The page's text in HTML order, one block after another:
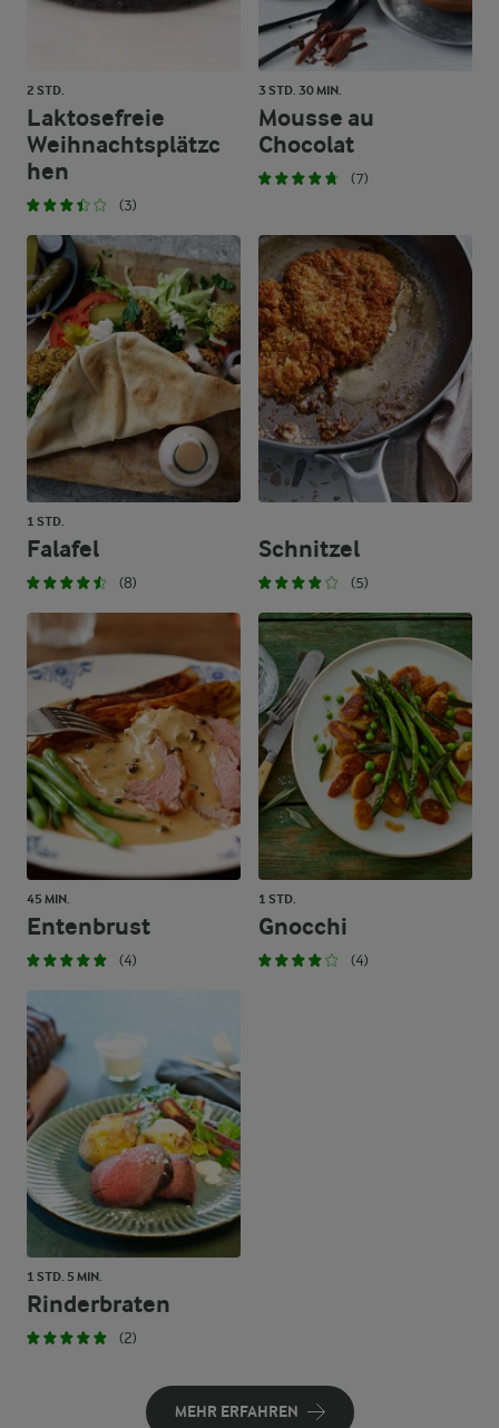
2 STD.
Laktosefreie
Weihnachtsplätzc
hen
(3)
3 STD. 30 MIN.
Mousse au
Chocolat
(7)
1 STD.
Falafel
(8)
Schnitzel
(5)
45 MIN.
Entenbrust
(4)
1 STD.
Gnocchi
(4)
1 STD. 5 MIN.
Rinderbraten
(2)
MEHR ERFAHREN